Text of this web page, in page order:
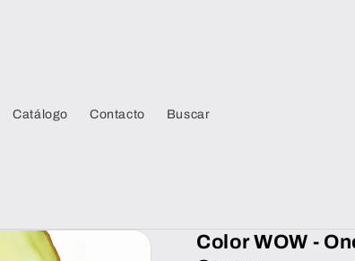
Catálogo Contacto Buscar
Color WOW -